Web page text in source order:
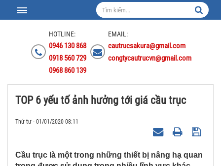
HOTLINE:
0946 130 868
0918 560 729
0968 860 139
EMAIL:
cautrucsakura@gmail.com
congtycautrucvn@gmail.com
TOP 6 yếu tố ảnh hưởng tới giá cầu trục
Thứ tư - 01/01/2020 08:11
Cầu trục là một trong những thiết bị nâng hạ quan